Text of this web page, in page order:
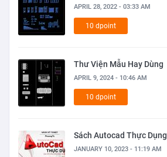
APRIL 28, 2022 - 03:33 AM
10 dpoint
Thư Viện Mẫu Hay Dùng
APRIL 9, 2024 - 10:46 AM
10 dpoint
Sách Autocad Thực Dụng
JANUARY 10, 2023 - 11:19 AM